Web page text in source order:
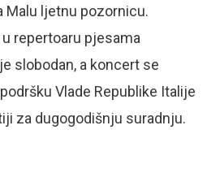
Malu ljetnu pozornicu.
repertoaru pjesama
slobodan, a koncert se
Vlade Republike Italije
za dugogodišnju suradnju.